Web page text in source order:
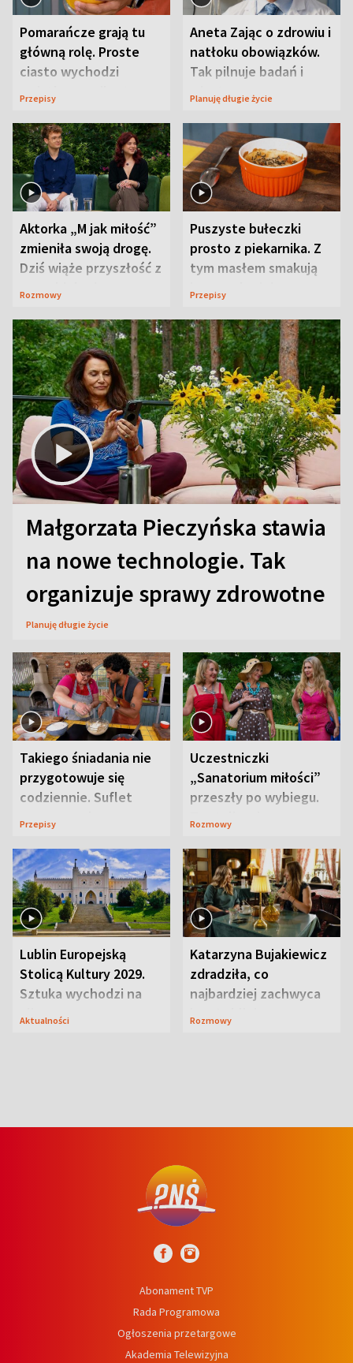
Pomarańcze grają tu
główną rolę. Proste
ciasto wychodzi
wyjątkowo wilgotne
Przepisy
Aneta Zając o zdrowiu i
natłoku obowiązków.
Tak pilnuje badań i
wizyt
Planuję długie życie
Aktorka „M jak miłość”
zmieniła swoją drogę.
Dziś wiąże przyszłość z
neurobiologią
Rozmowy
Puszyste bułeczki
prosto z piekarnika. Z
tym masłem smakują
jeszcze lepiej
Przepisy
Małgorzata Pieczyńska stawia
na nowe technologie. Tak
organizuje sprawy zdrowotne
Planuję długie życie
Takiego śniadania nie
przygotowuje się
codziennie. Suflet
serowy zachwyca
Przepisy
Uczestniczki
„Sanatorium miłości”
przeszły po wybiegu.
Te stylizacje
Rozmowy
Lublin Europejską
Stolicą Kultury 2029.
Sztuka wychodzi na
ulice
Aktualności
Katarzyna Bujakiewicz
zdradziła, co
najbardziej zachwyca
ją w Lublinie
Rozmowy
Abonament TVP
Rada Programowa
Ogłoszenia przetargowe
Akademia Telewizyjna